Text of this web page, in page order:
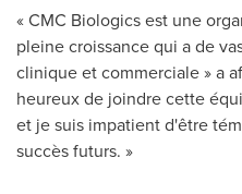
« CMC Biologics est une
pleine croissance qui a de
clinique et commerciale » a
heureux de joindre cette
et je suis impatient d'être
succès futurs. »